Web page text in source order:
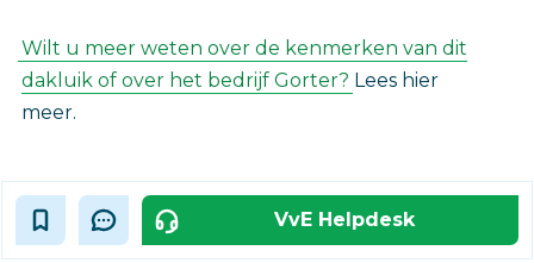
Wilt u meer weten over de kenmerken van dit
dakluik of over het bedrijf Gorter? Lees hier
meer.
VvE Helpdesk